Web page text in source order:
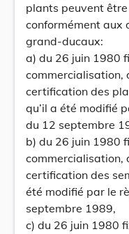
plants peuvent
conformément aux
grand-ducaux:
a) du 26 juin 1980
commercialisation,
certification des
qu’il a été modifié
du 12 septembre
b) du 26 juin 1980
commercialisation,
certification des
été modifié par le
septembre 1989,
c) du 26 juin 1980